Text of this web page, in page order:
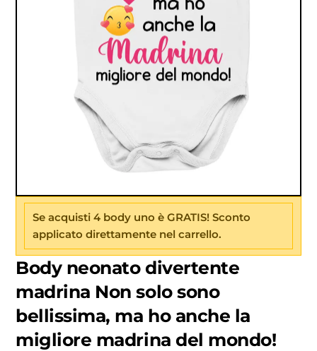
Se acquisti 4 body uno è GRATIS! Sconto
applicato direttamente nel carrello.
Body neonato divertente
madrina Non solo sono
bellissima, ma ho anche la
migliore madrina del mondo!